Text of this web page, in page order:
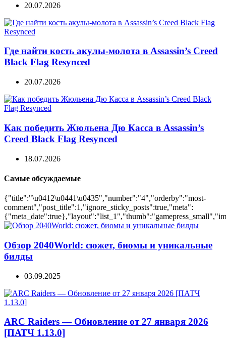
20.07.2026
Где найти кость акулы-молота в Assassin’s Creed
Black Flag Resynced
20.07.2026
Как победить Жюльена Дю Касса в Assassin’s
Creed Black Flag Resynced
18.07.2026
Самые обсуждаемые
{"title":"\u0412\u0441\u0435","number":"4","orderby":"most-
comment","post_title":1,"ignore_sticky_posts":true,"meta":
Обзор 2040World: сюжет, биомы и уникальные
билды
03.09.2025
ARC Raiders — Обновление от 27 января 2026
[ПАТЧ 1.13.0]